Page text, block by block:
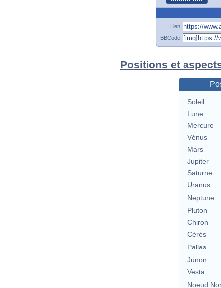
Lien
BBCode
Positions et
Soleil
Lune
Mercure
Vénus
Mars
Jupiter
Saturne
Uranus
Neptune
Pluton
Chiron
Cérès
Pallas
Junon
Vesta
Noeud